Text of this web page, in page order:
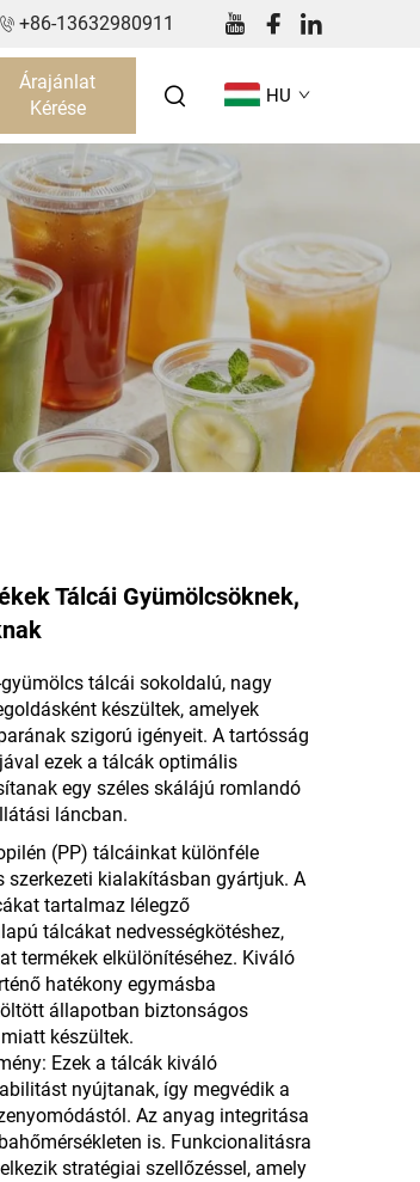
+86-13632980911
Árajánlat
Kérése
HU
Tálcái Gyümölcsöknek,
tálcái sokoldalú, nagy
készültek, amelyek
szigorú igényeit. A tartósság
ezek a tálcák optimális
egy széles skálájú romlandó
láncban.
(PP) tálcáinkat különféle
szerkezeti kialakításban gyártjuk. A
tartalmaz lélegző
tálcákat nedvességkötéshez,
termékek elkülönítéséhez. Kiváló
hatékony egymásba
állapotban biztonságos
készültek.
Ezek a tálcák kiváló
nyújtanak, így megvédik a
Az anyag integritása
is. Funkcionalitásra
stratégiai szellőzéssel, amely